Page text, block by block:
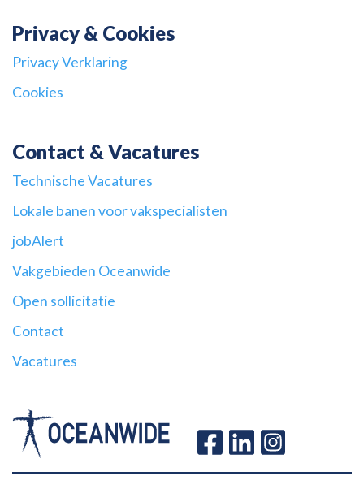
Privacy & Cookies
Privacy Verklaring
Cookies
Contact & Vacatures
Technische Vacatures
Lokale banen voor vakspecialisten
jobAlert
Vakgebieden Oceanwide
Open sollicitatie
Contact
Vacatures